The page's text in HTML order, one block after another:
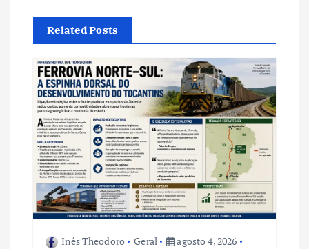
ã
o
d
e
P
o
s
Related Posts
Inês Theodoro Geral
agosto 4, 2026